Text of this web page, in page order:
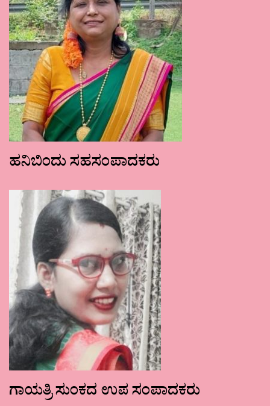
ಹನಿಬಿಂದು ಸಹಸಂಪಾದಕರು
ಗಾಯತ್ರಿ ಸುಂಕದ ಉಪ ಸಂಪಾದಕರು